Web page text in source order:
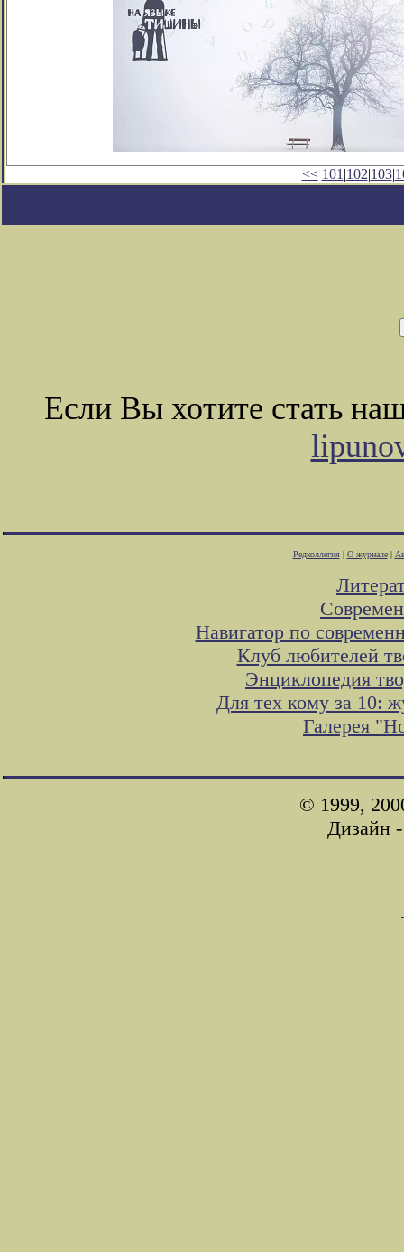
<< 101 |102|103|
Если Вы хотите стать
Редколлегия| О журнале|
Навигатор по
Клуб любителей
Энциклопедия
Для тех кому за 10:
Галерея
© 1999,
Дизайн